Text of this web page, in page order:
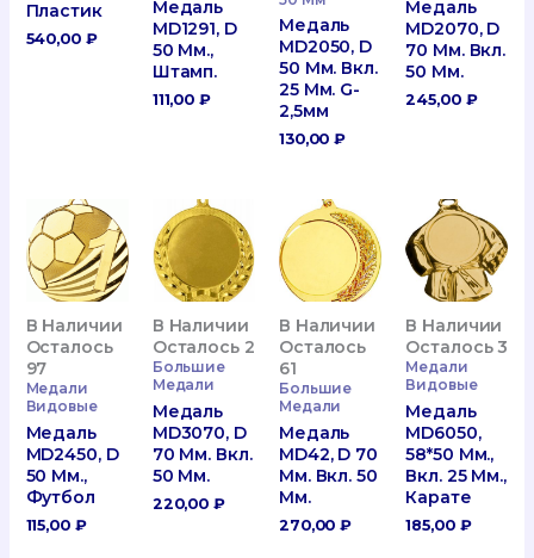
Пластик
540,00 ₽
Медаль
MD1291, D
50 Мм.,
Штамп.
111,00₽
Медаль
MD2050, D
50 Мм. Вкл.
25 Мм. G-
2,5мм
130,00₽
Медаль
MD2070, D
70 Мм. Вкл.
50 Мм.
245,00 ₽
В Наличии
Осталось
97
Медали
Видовые
Медаль
MD2450, D
50 Мм.,
Футбол
115,00 ₽
В Наличии
Осталось 2
Большие
Медали
Медаль
MD3070, D
70 Мм. Вкл.
50 Мм.
220,00₽
В Наличии
Осталось
61
Большие
Медали
Медаль
MD42, D 70
Мм. Вкл. 50
Мм.
270,00₽
В Наличии
Осталось 3
Медали
Видовые
Медаль
MD6050,
58*50 Мм.,
Вкл. 25 Мм.,
Карате
185,00 ₽